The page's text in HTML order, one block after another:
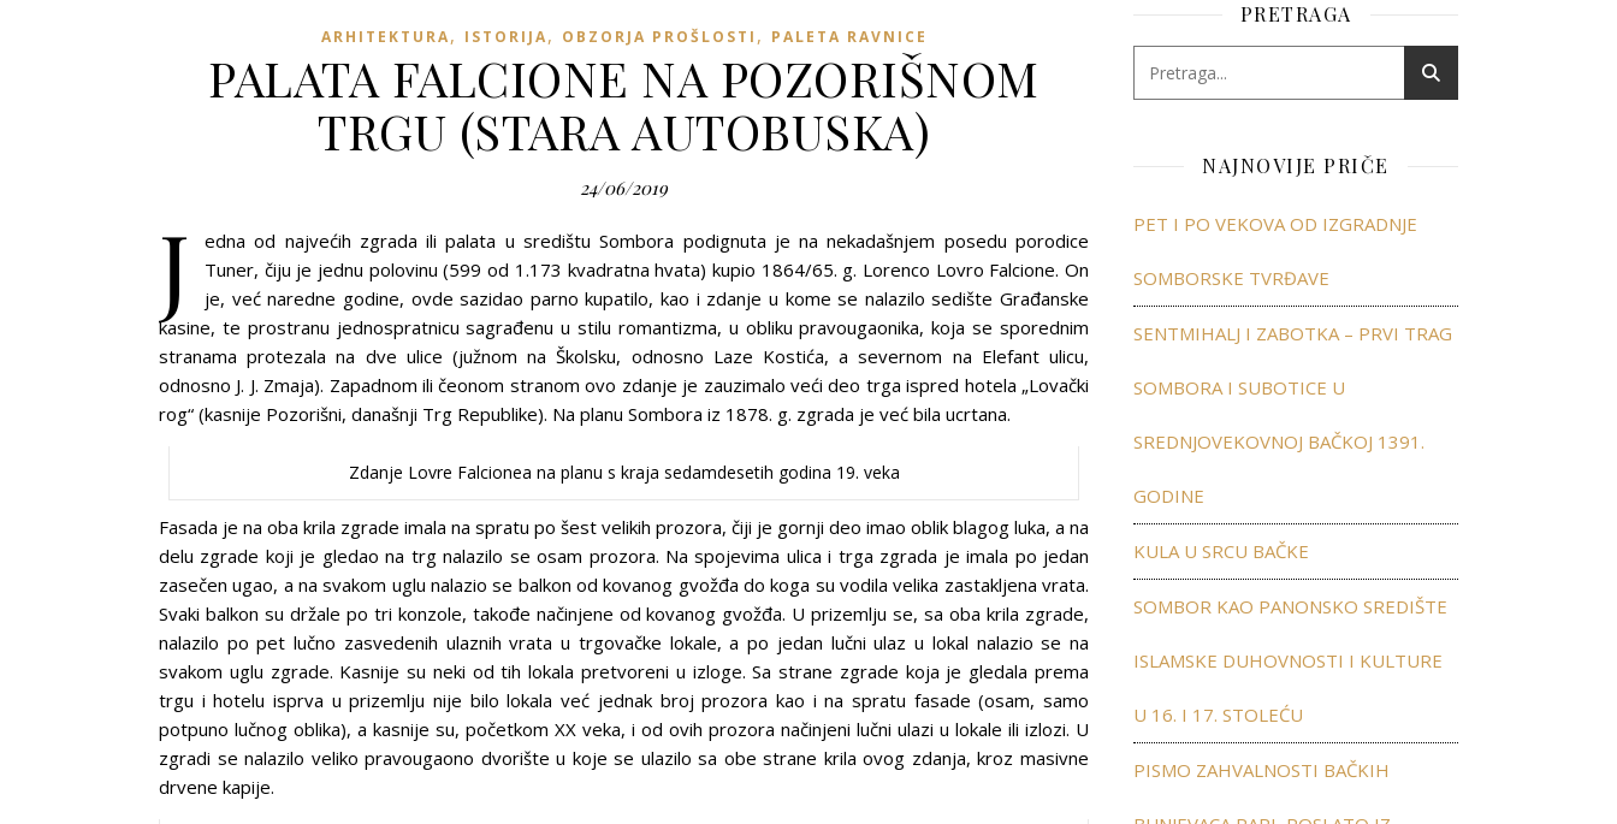
ARHITEKTURA, ISTORIJA, OBZORJA PROŠLOSTI , PALETA RAVNICE
PALATA FALCIONE NA POZORIŠNOM
TRGU (STARA AUTOBUSKA)
24/06/2019
J
edna od najvećih zgrada ili palata u središtu Sombora podignuta je na nekadašnjem posedu porodice
Tuner, čiju je jednu polovinu (599 od 1.173 kvadratna hvata) kupio 1864/65. g. Lorenco Lovro Falcione. On
je, već naredne godine, ovde sazidao parno kupatilo, kao i zdanje u kome se nalazilo sedište Građanske
kasine, te prostranu jednospratnicu sagrađenu u stilu romantizma, u obliku pravougaonika, koja se sporednim
stranama protezala na dve ulice (južnom na Školsku, odnosno Laze Kostića, a severnom na Elefant ulicu,
odnosno J. J. Zmaja). Zapadnom ili čeonom stranom ovo zdanje je zauzimalo veći deo trga ispred hotela „Lovački
rog“ (kasnije Pozorišni, današnji Trg Republike). Na planu Sombora iz 1878. g. zgrada je već bila ucrtana.
Zdanje Lovre Falcionea na planu s kraja sedamdesetih godina 19. veka
Fasada je na oba krila zgrade imala na spratu po šest velikih prozora, čiji je gornji deo imao oblik blagog luka, a na
delu zgrade koji je gledao na trg nalazilo se osam prozora. Na spojevima ulica i trga zgrada je imala po jedan
zasečen ugao, a na svakom uglu nalazio se balkon od kovanog gvožđa do koga su vodila velika zastakljena vrata.
Svaki balkon su držale po tri konzole, takođe načinjene od kovanog gvožđa. U prizemlju se, sa oba krila zgrade,
nalazilo po pet lučno zasvedenih ulaznih vrata u trgovačke lokale, a po jedan lučni ulaz u lokal nalazio se na
svakom uglu zgrade. Kasnije su neki od tih lokala pretvoreni u izloge. Sa strane zgrade koja je gledala prema
trgu i hotelu isprva u prizemlju nije bilo lokala već jednak broj prozora kao i na spratu fasade (osam, samo
potpuno lučnog oblika), a kasnije su, početkom XX veka, i od ovih prozora načinjeni lučni ulazi u lokale ili izlozi. U
zgradi se nalazilo veliko pravougaono dvorište u koje se ulazilo sa obe strane krila ovog zdanja, kroz masivne
drvene kapije.
PRETRAGA
NAJNOVIJE PRIČE
PET I PO VEKOVA OD IZGRADNJE
SOMBORSKE TVRĐAVE
SENTMIHALJ I ZABOTKA – PRVI TRAG
SOMBORA I SUBOTICE U
SREDNJOVEKOVNOJ BAČKOJ 1391.
GODINE
KULA U SRCU BAČKE
SOMBOR KAO PANONSKO SREDIŠTE
ISLAMSKE DUHOVNOSTI I KULTURE
U 16. I 17. STOLEĆU
PISMO ZAHVALNOSTI BAČKIH